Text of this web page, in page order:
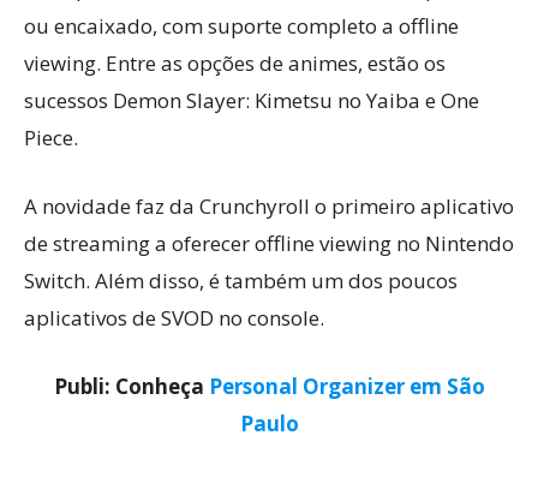
ou encaixado, com suporte completo a offline
viewing. Entre as opções de animes, estão os
sucessos Demon Slayer: Kimetsu no Yaiba e One
Piece.
A novidade faz da Crunchyroll o primeiro aplicativo
de streaming a oferecer offline viewing no Nintendo
Switch. Além disso, é também um dos poucos
aplicativos de SVOD no console.
Publi: Conheça Personal Organizer em São
Paulo